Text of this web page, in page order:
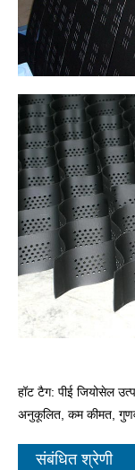
हॉट टैग: पीई जियोसेल
अनुकूलित, कम कीमत,
संबंधित श्रेणी